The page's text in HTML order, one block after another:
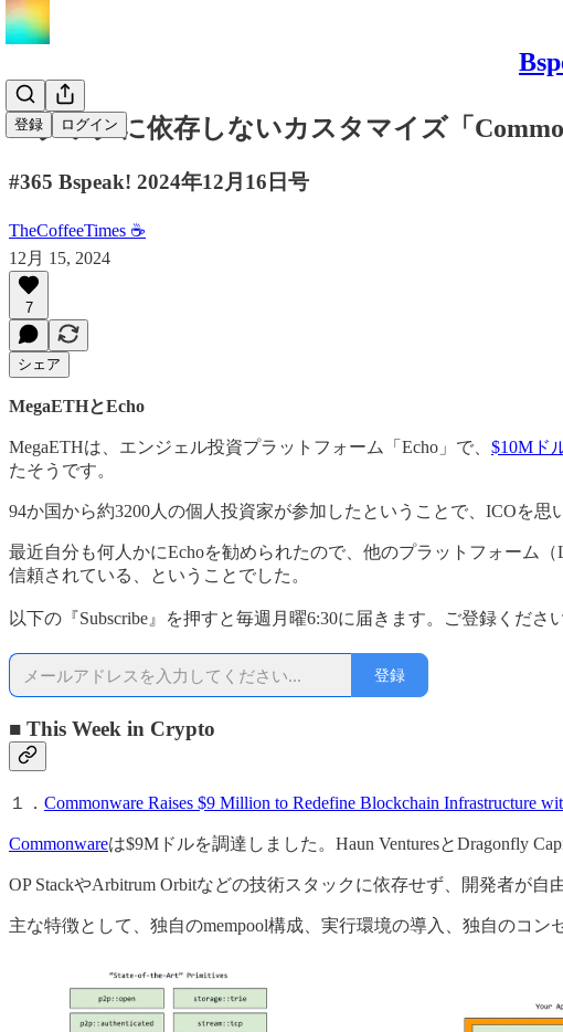
登録 ログイン
スタックに依存しないカスタマイズ「
#365 Bspeak! 2024年12月16日号
TheCoffeeTimes ☕
12月 15, 2024
7
シェア
MegaETHとEcho
MegaETHは、エンジェル投資プラットフォーム「Echo」で、 $10Mド
たそうです。
94か国から約3200人の個人投資家が参加したということで、ICOを思
最近自分も何人かにEchoを勧められたので、他のプラットフォーム
信頼されている、ということでした。
以下の『Subscribe』を押すと毎週月曜6:30に届きます。ご登録くださ
登録
■ This Week in Crypto
１． Commonware Raises $9 Million to Redefine Blockchain Infrastructure
Commonwareは$9Mドルを調達しました。Haun VenturesとDragonfly
OP StackやArbitrum Orbitなどの技術スタックに依存せず、開発者が
主な特徴として、独自のmempool構成、実行環境の導入、独自のコン